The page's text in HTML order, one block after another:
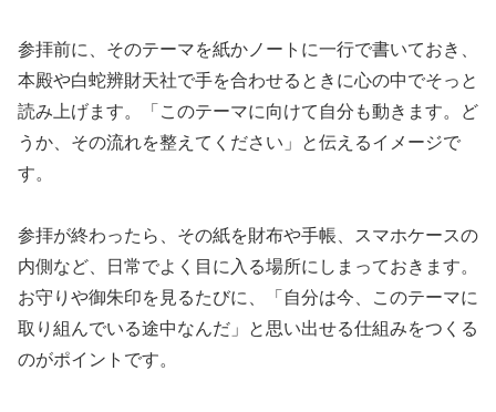
参拝前に、そのテーマを紙かノートに一行で書いておき、
本殿や白蛇辨財天社で手を合わせるときに心の中でそっと
読み上げます。「このテーマに向けて自分も動きます。ど
うか、その流れを整えてください」と伝えるイメージで
す。
参拝が終わったら、その紙を財布や手帳、スマホケースの
内側など、日常でよく目に入る場所にしまっておきます。
お守りや御朱印を見るたびに、「自分は今、このテーマに
取り組んでいる途中なんだ」と思い出せる仕組みをつくる
のがポイントです。